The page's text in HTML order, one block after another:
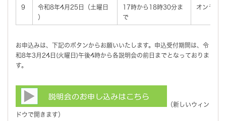
9
令和8年4月25日（土曜日
）
17時から18時30分ま
で
オンライ
お申込みは、下記のボタンからお願いいたします。申込受付期間は、令
和8年3月24日(火曜日)午後4時から各説明会の前日までとなっておりま
す。
（新しいウィン
ドウで開きます）